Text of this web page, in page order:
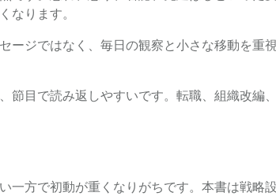
なります。
ジではなく、毎日の観察と小さな移動を重
目で読み返しやすいです。転職、組織改編
方で初動が重くなりがちです。本書は戦略